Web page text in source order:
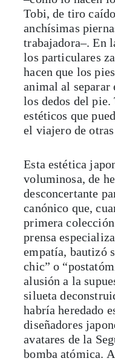
Tobi, de tiro
anchísimas
trabajadora–. En
los particulares
hacen que los
animal al separar
los dedos del pie.
estéticos que
el viajero de
Esta estética
voluminosa, de
desconcertante
canónico que,
primera
prensa
empatía, bautizó
chic” o
alusión a la
silueta
habría heredado
diseñadores
avatares de la
bomba atómica.